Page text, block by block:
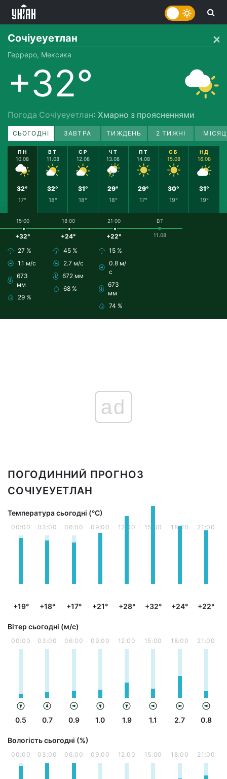
Сочіуеуетлан
Герреро, Мексика
+32°
Погода Сочіуеуетлан: Хмарно з проясненнями
СЬОГОДНІ ЗАВТРА ТИЖДЕНЬ 2 ТИЖНІ
ПН
10.08
32°
17°
ВТ
11.08
32°
18°
СР
12.08
31°
18°
ЧТ
13.08
29°
18°
ПТ
14.08
29°
17°
СБ
15.08
30°
19°
НД
16.08
31°
19°
15:00
+32°
27 %
1.1 м/с
673
мм
29 %
18:00
+24°
45 %
2.7 м/с
672 мм
68 %
21:00
+22°
15 %
0.8 м/
с
673
мм
74 %
ВТ
11.08
ad
ПОГОДИННИЙ ПРОГНОЗ
СОЧІУЕУЕТЛАН
Температура сьогодні (°С)
00:00
+19°
03:00
+18°
06:00
+17°
09:00
+21°
12:00
+28°
15:00
+32°
18:00
+24°
21:00
+22°
Вітер сьогодні (м/с)
00:00
0.5
03:00
0.7
06:00
0.9
09:00
1.0
12:00
1.9
15:00
1.1
18:00
2.7
21:00
0.8
Вологість сьогодні (%)
00:00 03:00 06:00 09:00 12:00 15:00 18:00 21:00